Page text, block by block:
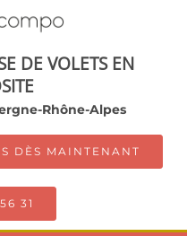
DE VOLETS EN
Rhône-Alpes
DÈS MAINTENANT
31